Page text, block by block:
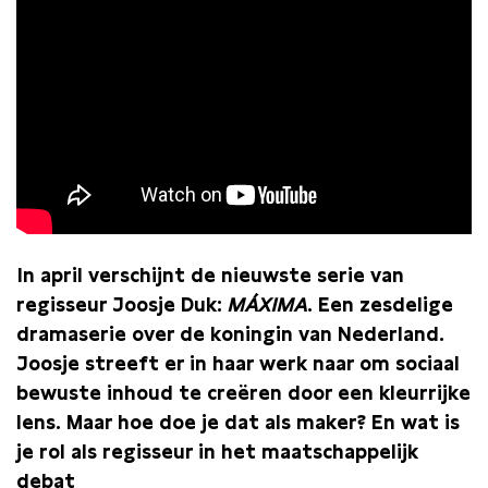
In april verschijnt de nieuwste serie van
regisseur Joosje Duk: MÁXIMA. Een zesdelige
dramaserie over de koningin van Nederland.
Joosje streeft er in haar werk naar om sociaal
bewuste inhoud te creëren door een kleurrijke
lens. Maar hoe doe je dat als maker? En wat is
je rol als regisseur in het maatschappelijk
debat